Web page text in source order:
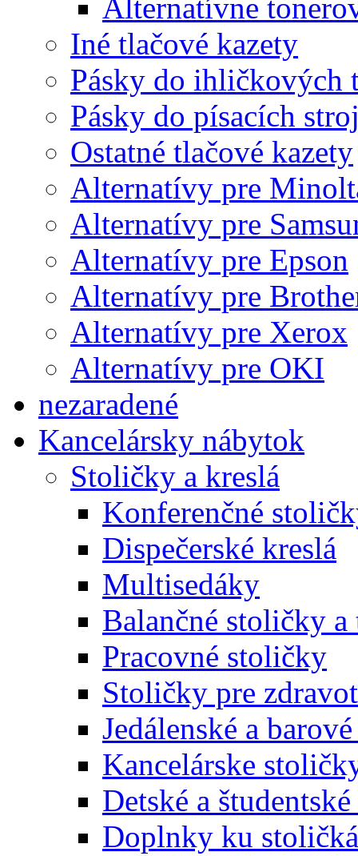
Alternatívne
Iné tlačové kazety
Pásky do ihličkových
Pásky do písacích
Ostatné tlačové kazety
Alternatívy pre
Alternatívy pre
Alternatívy pre Epson
Alternatívy pre
Alternatívy pre Xerox
Alternatívy pre OKI
nezaradené
Kancelársky nábytok
Stoličky a kreslá
Konferenčné
Dispečerské kreslá
Multisedáky
Balančné stoličky a
Pracovné stoličky
Stoličky pre
Jedálenské a
Kancelárske
Detské a
Doplnky ku